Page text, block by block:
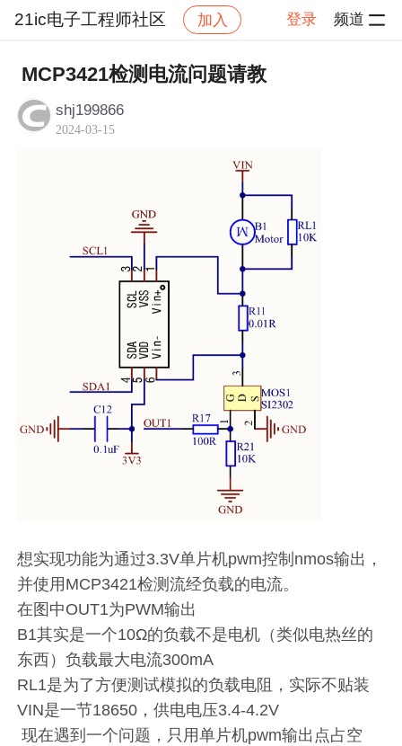
21ic电子工程师社区 加入 登录 频道
社区 21ic电子工程师社区 DIY
MCP3421检测电流问题请教
shj199866
2024-03-15
想实现功能为通过3.3V单片机pwm控制nmos输出，
并使用MCP3421检测流经负载的电流。
在图中OUT1为PWM输出
B1其实是一个10Ω的负载不是电机（类似电热丝的
东西）负载最大电流300mA
RL1是为了方便测试模拟的负载电阻，实际不贴装
VIN是一节18650，供电电压3.4-4.2V
现在遇到一个问题，只用单片机pwm输出点占空